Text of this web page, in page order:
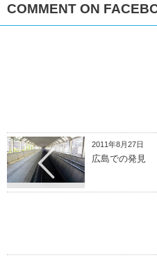
COMMENT ON
2011年8月27日
広島での発見